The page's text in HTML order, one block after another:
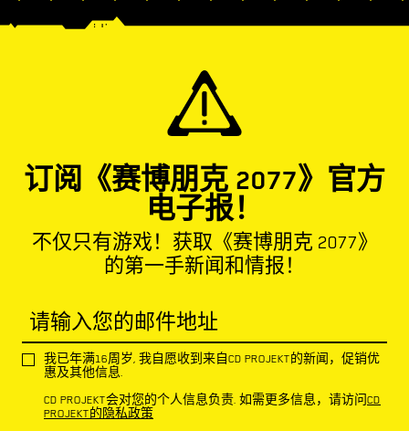
订阅《赛博朋克 2077》官方
电子报！
不仅只有游戏！获取《赛博朋克 2077》
的第一手新闻和情报！
请输入您的邮件地址
我已年满16周岁, 我自愿收到来自CD PROJEKT的新闻，促销优
惠及其他信息.
CD PROJEKT会对您的个人信息负责. 如需更多信息，请访问 CD
PROJEKT的隐私政策